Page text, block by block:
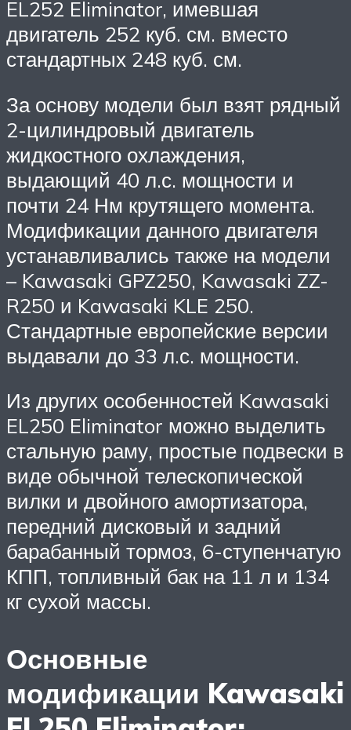
EL252 Eliminator, имевшая
двигатель 252 куб. см. вместо
стандартных 248 куб. см.
За основу модели был взят рядный
2-цилиндровый двигатель
жидкостного охлаждения,
выдающий 40 л.с. мощности и
почти 24 Нм крутящего момента.
Модификации данного двигателя
устанавливались также на модели
– Kawasaki GPZ250, Kawasaki ZZ-
R250 и Kawasaki KLE 250.
Стандартные европейские версии
выдавали до 33 л.с. мощности.
Из других особенностей Kawasaki
EL250 Eliminator можно выделить
стальную раму, простые подвески в
виде обычной телескопической
вилки и двойного амортизатора,
передний дисковый и задний
барабанный тормоз, 6-ступенчатую
КПП, топливный бак на 11 л и 134
кг сухой массы.
Основные
модификации Kawasaki